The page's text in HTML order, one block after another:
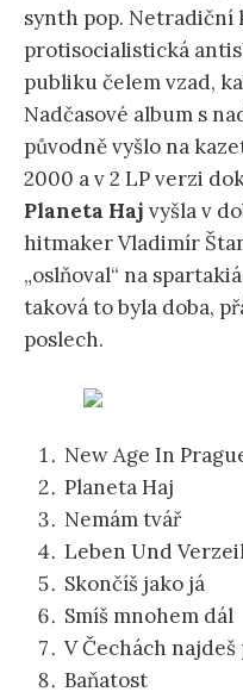
synth pop.
protisocialistická
publiku čelem vzad,
Nadčasové album s
původně vyšlo na
2000 a v 2 LP verzi
Planeta Haj vyšla v
hitmaker Vladimír
„oslňoval“ na
taková to byla doba,
poslech.
New Age In
Planeta Haj
Nemám tvář
Leben Und
Skončíš jako já
Smíš mnohem dál
V Čechách
Baňatost